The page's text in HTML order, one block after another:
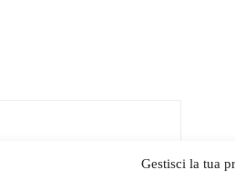
Gestisci la tua